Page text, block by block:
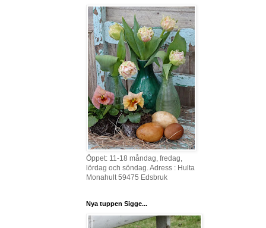
Öppet: 11-18 måndag, fredag,
lördag och söndag. Adress : Hulta
Monahult 59475 Edsbruk
Nya tuppen Sigge...